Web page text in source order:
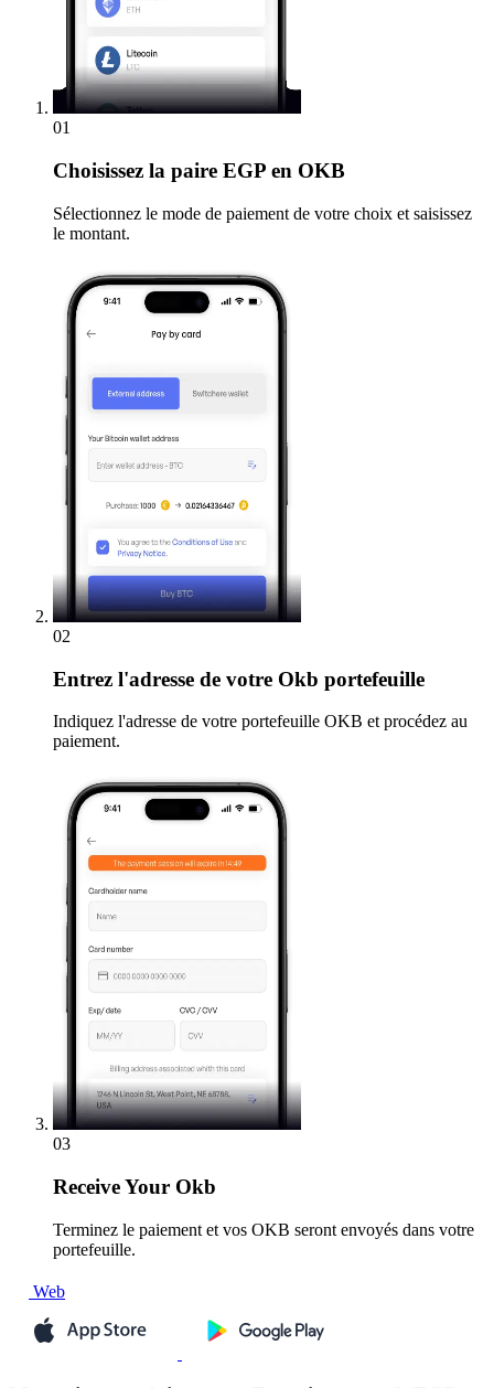
01
Choisissez la paire EGP en OKB
Sélectionnez le mode de paiement de votre choix et saisissez
le montant.
02
Entrez l'adresse de votre Okb portefeuille
Indiquez l'adresse de votre portefeuille OKB et procédez au
paiement.
03
ReceiveYour Okb
Terminez le paiement et vos OKB seront envoyés dans votre
portefeuille.
Web